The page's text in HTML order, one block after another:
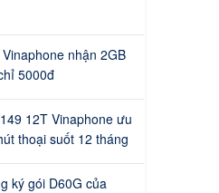
nhận 2GB
5000đ
12T Vinaphone ưu
thoại suốt 12 tháng
ký gói D60G của